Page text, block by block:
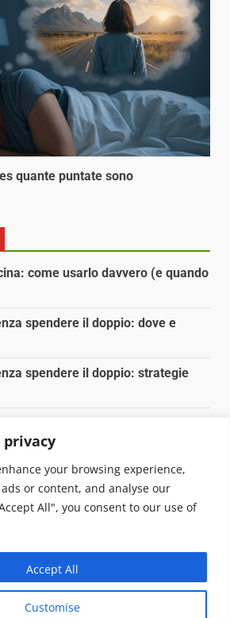
privacy
your browsing experience,
or content, and analyse our
All", you consent to our use of
Customise
Accept All
quante puntate sono
come usarlo davvero (e quando
spendere il doppio: dove e
spendere il doppio: strategie
casa: 3 ingredienti che
chimici
proprietà di Jws Media
una testata giornalistica, in quanto
alcuna periodicità. Non può
un prodotto editoriale ai sensi